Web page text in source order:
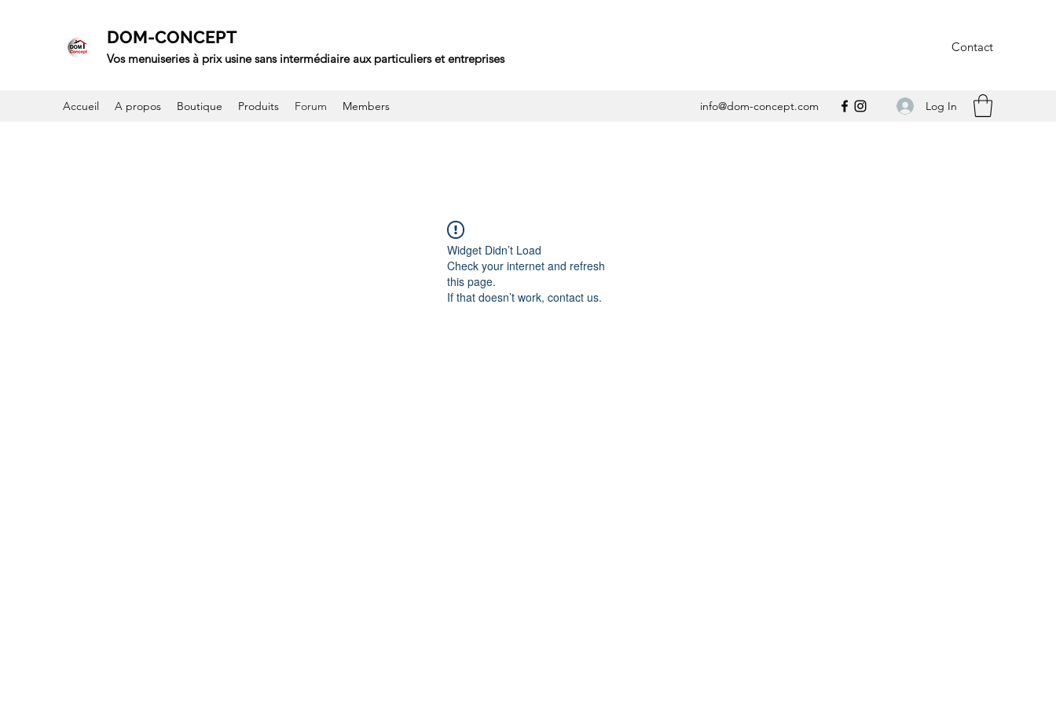
DOM-CONCEPT
Vos menuiseries à prix usine sans intermédiaire aux particuliers et entreprises
Contact
Accueil A propos Boutique Produits Forum Members info@dom-concept.com Log In
Widget Didn’t Load
Check your internet and refresh
this page.
If that doesn’t work, contact us.